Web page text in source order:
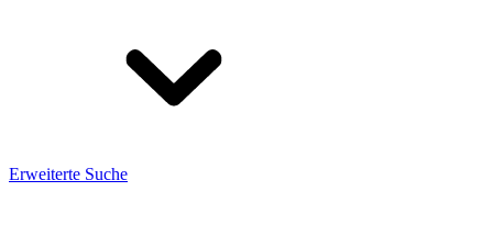
Erweiterte Suche